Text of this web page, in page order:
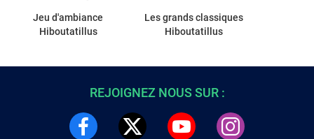
Jeu d'ambiance
Hiboutatillus
Les grands classiques
Hiboutatillus
REJOIGNEZ NOUS SUR :